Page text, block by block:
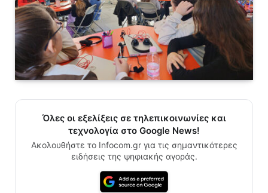
Όλες οι εξελίξεις σε τηλεπικοινωνίες και
τεχνολογία στο Google News!
Ακολουθήστε το Infocom.gr για τις σημαντικότερες
ειδήσεις της ψηφιακής αγοράς.